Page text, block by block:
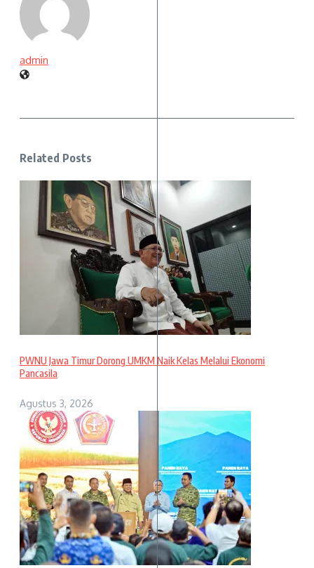
admin
Related Posts
PWNU Jawa Timur Dorong UMKM Naik Kelas Melalui Ekonomi
Pancasila
Agustus 3, 2026